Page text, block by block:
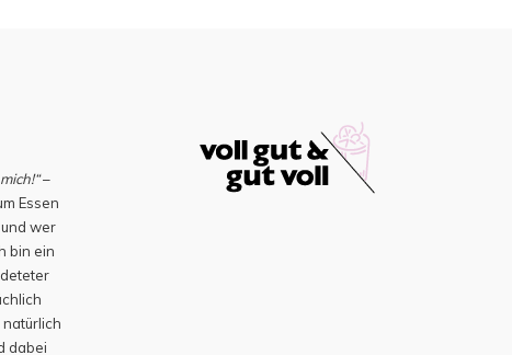
–
Essen
wer
bin ein
natürlich
dabei